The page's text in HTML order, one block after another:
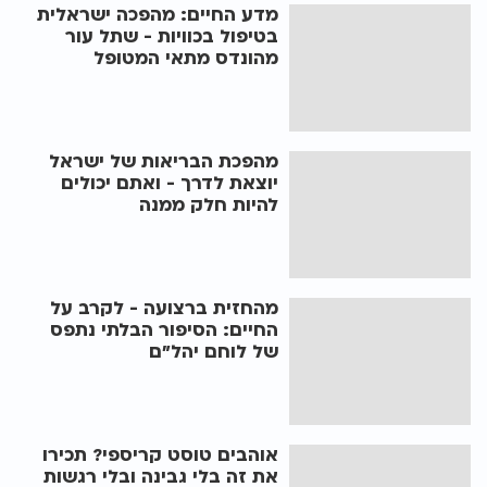
מדע החיים: מהפכה ישראלית
בטיפול בכוויות - שתל עור
מהונדס מתאי המטופל
מהפכת הבריאות של ישראל
יוצאת לדרך - ואתם יכולים
להיות חלק ממנה
מהחזית ברצועה - לקרב על
החיים: הסיפור הבלתי נתפס
של לוחם יהל"ם
אוהבים טוסט קריספי? תכירו
את זה בלי גבינה ובלי רגשות